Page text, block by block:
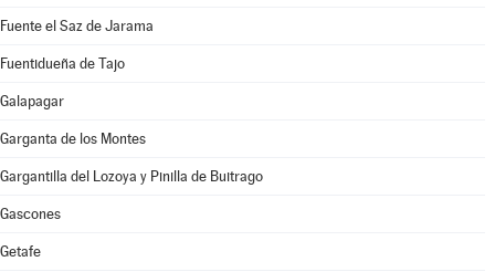
Fuente el Saz de Jarama
Fuentidueña de Tajo
Galapagar
Garganta de los Montes
Gargantilla del Lozoya y Pinilla de Buitrago
Gascones
Getafe